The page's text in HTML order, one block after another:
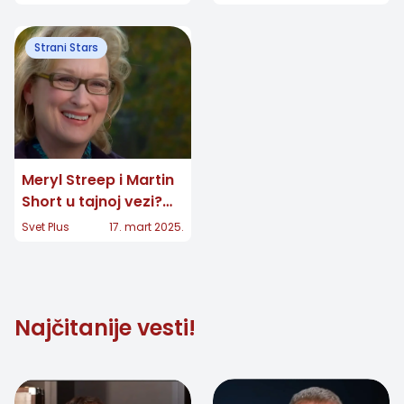
Strani Stars
Meryl Streep i Martin
Short u tajnoj vezi?
Glasine o romansi
Svet Plus 17. mart 2025.
Najčitanije vesti!